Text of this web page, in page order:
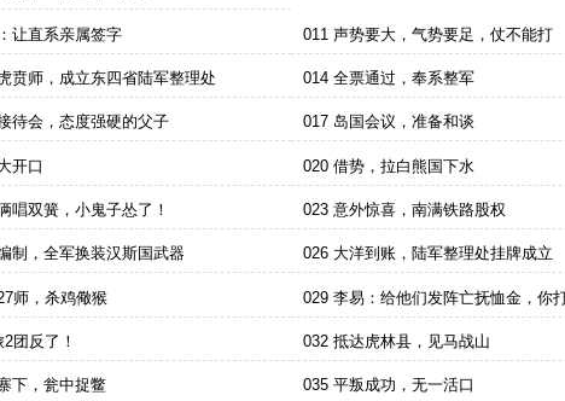
让直系亲属签字 011 声势要大，气势要足，仗不能打
贲师，成立东四省陆军整理处 014 全票通过，奉系整军
待会，态度强硬的父子 017 岛国会议，准备和谈
开口 020 借势，拉白熊国下水
唱双簧，小鬼子怂了！ 023 意外惊喜，南满铁路股权
制，全军换装汉斯国武器 026 大洋到账，陆军整理处挂牌成立
师，杀鸡儆猴
029 李易：给他们发阵亡抚恤金，你
条子
团反了！ 032 抵达虎林县，见马战山
下，瓮中捉鳖 035 平叛成功，无一活口